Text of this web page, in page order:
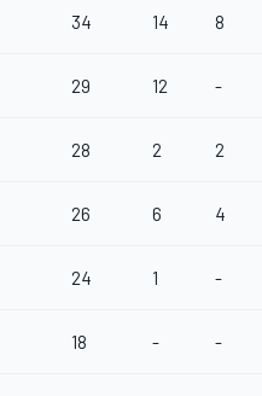
34 14 8
29 12 -
28 2 2
26 6 4
24 1 -
18 - -